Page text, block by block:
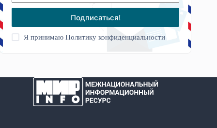
Подписаться!
Я принимаюПолитику конфиденциальности